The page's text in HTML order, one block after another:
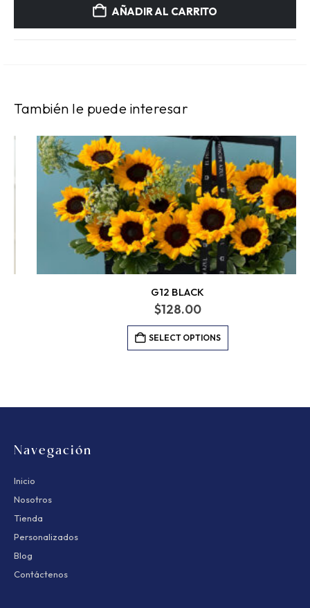
AÑADIR AL CARRITO
También le puede interesar
G12 BLACK
128.00
SELECT OPTIONS
Navegación
Inicio
Nosotros
Tienda
Personalizados
Blog
Contáctenos